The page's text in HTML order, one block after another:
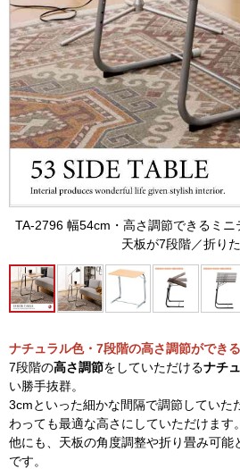
TA-2796 幅54cm・高さ調節できるミニ
天板が7段階／折りた
ナチュラル色・7段階の高さ調節ができ
7段階の高さ調節をしていただけるナチ
い勝手抜群。
3cmといった細かな間隔で調節していた
わっても最適な高さにしていただけます。
他にも、天板の角度調整や折り畳み可能
です。